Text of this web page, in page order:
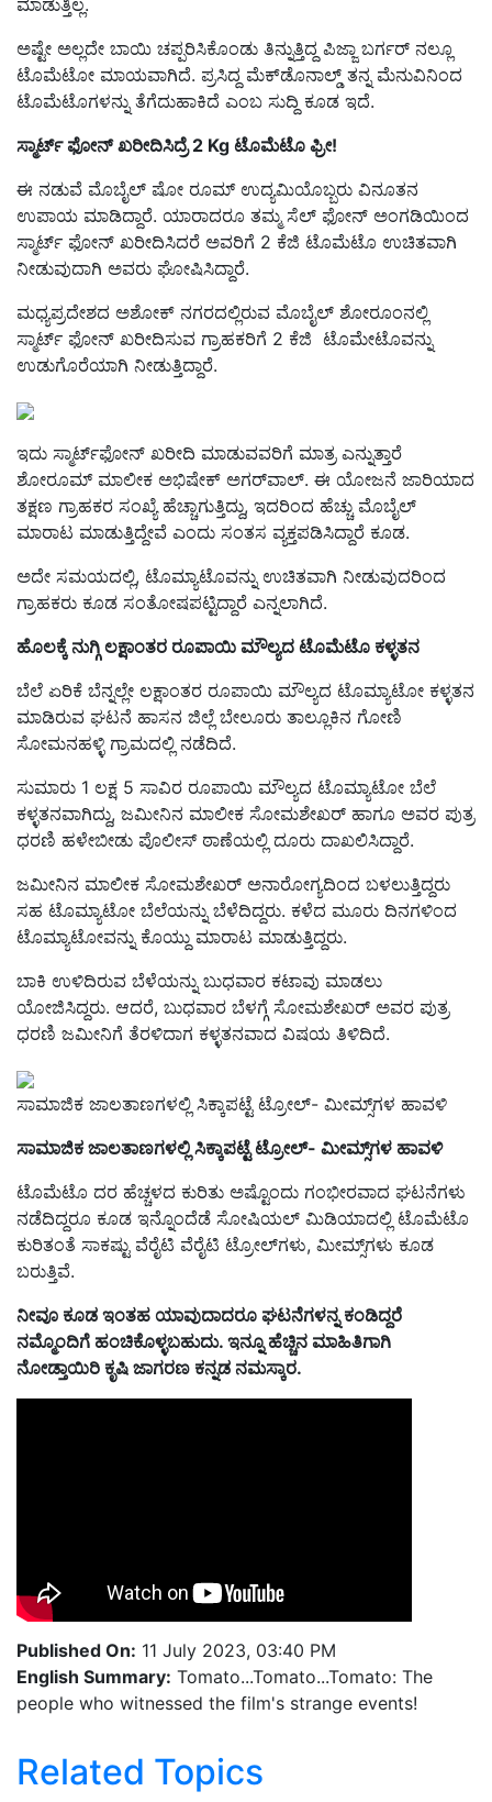
ಮಾಡುತ್ತಿಲ್ಲ.
ಅಷ್ಟೇ ಅಲ್ಲದೇ ಬಾಯಿ ಚಪ್ಪರಿಸಿಕೊಂಡು ತಿನ್ನುತ್ತಿದ್ದ ಪಿಜ್ಜಾ ಬರ್ಗರ್ ನಲ್ಲೂ
ಟೊಮೆಟೋ ಮಾಯವಾಗಿದೆ. ಪ್ರಸಿದ್ದ ಮೆಕ್‌ಡೊನಾಲ್ಡ್ ತನ್ನ ಮೆನುವಿನಿಂದ
ಟೊಮೆಟೊಗಳನ್ನು ತೆಗೆದುಹಾಕಿದೆ ಎಂಬ ಸುದ್ದಿ ಕೂಡ ಇದೆ.
ಸ್ಮಾರ್ಟ್‌ ಫೋನ್‌ ಖರೀದಿಸಿದ್ರೆ 2 Kg ಟೊಮೆಟೊ ಫ್ರೀ!
ಈ ನಡುವೆ ಮೊಬೈಲ್ ಷೋ ರೂಮ್‌ ಉದ್ಯಮಿಯೊಬ್ಬರು ವಿನೂತನ
ಉಪಾಯ ಮಾಡಿದ್ದಾರೆ. ಯಾರಾದರೂ ತಮ್ಮ ಸೆಲ್ ಫೋನ್ ಅಂಗಡಿಯಿಂದ
ಸ್ಮಾರ್ಟ್ ಫೋನ್ ಖರೀದಿಸಿದರೆ ಅವರಿಗೆ 2 ಕೆಜಿ ಟೊಮೆಟೊ ಉಚಿತವಾಗಿ
ನೀಡುವುದಾಗಿ ಅವರು ಘೋಷಿಸಿದ್ದಾರೆ.
ಮಧ್ಯಪ್ರದೇಶದ ಅಶೋಕ್ ನಗರದಲ್ಲಿರುವ ಮೊಬೈಲ್ ಶೋರೂಂನಲ್ಲಿ
ಸ್ಮಾರ್ಟ್ ಫೋನ್ ಖರೀದಿಸುವ ಗ್ರಾಹಕರಿಗೆ 2 ಕೆಜಿ ಟೊಮೇಟೊವನ್ನು
ಉಡುಗೊರೆಯಾಗಿ ನೀಡುತ್ತಿದ್ದಾರೆ.
ಇದು ಸ್ಮಾರ್ಟ್‌ಫೋನ್‌ ಖರೀದಿ ಮಾಡುವವರಿಗೆ ಮಾತ್ರ ಎನ್ನುತ್ತಾರೆ
ಶೋರೂಮ್‌ ಮಾಲೀಕ ಅಭಿಷೇಕ್ ಅಗರ್‌ವಾಲ್‌. ಈ ಯೋಜನೆ ಜಾರಿಯಾದ
ತಕ್ಷಣ ಗ್ರಾಹಕರ ಸಂಖ್ಯೆ ಹೆಚ್ಚಾಗುತ್ತಿದ್ದು, ಇದರಿಂದ ಹೆಚ್ಚು ಮೊಬೈಲ್
ಮಾರಾಟ ಮಾಡುತ್ತಿದ್ದೇವೆ ಎಂದು ಸಂತಸ ವ್ಯಕ್ತಪಡಿಸಿದ್ದಾರೆ ಕೂಡ.
ಅದೇ ಸಮಯದಲ್ಲಿ, ಟೊಮ್ಯಾಟೊವನ್ನು ಉಚಿತವಾಗಿ ನೀಡುವುದರಿಂದ
ಗ್ರಾಹಕರು ಕೂಡ ಸಂತೋಷಪಟ್ಟಿದ್ದಾರೆ ಎನ್ನಲಾಗಿದೆ.
ಹೊಲಕ್ಕೆ ನುಗ್ಗಿ ಲಕ್ಷಾಂತರ ರೂಪಾಯಿ ಮೌಲ್ಯದ ಟೊಮೆಟೊ ಕಳ್ಳತನ
ಬೆಲೆ ಏರಿಕೆ ಬೆನ್ನಲ್ಲೇ ಲಕ್ಷಾಂತರ ರೂಪಾಯಿ ಮೌಲ್ಯದ ಟೊಮ್ಯಾಟೋ ಕಳ್ಳತನ
ಮಾಡಿರುವ ಘಟನೆ ಹಾಸನ ಜಿಲ್ಲೆ ಬೇಲೂರು ತಾಲ್ಲೂಕಿನ ಗೋಣಿ
ಸೋಮನಹಳ್ಳಿ ಗ್ರಾಮದಲ್ಲಿ ನಡೆದಿದೆ.
ಸುಮಾರು 1 ಲಕ್ಷ 5 ಸಾವಿರ ರೂಪಾಯಿ ಮೌಲ್ಯದ ಟೊಮ್ಯಾಟೋ ಬೆಲೆ
ಕಳ್ಳತನವಾಗಿದ್ದು, ಜಮೀನಿನ ಮಾಲೀಕ ಸೋಮಶೇಖರ್ ಹಾಗೂ ಅವರ ಪುತ್ರ
ಧರಣಿ ಹಳೇಬೀಡು ಪೊಲೀಸ್​ ಠಾಣೆಯಲ್ಲಿ ದೂರು ದಾಖಲಿಸಿದ್ದಾರೆ.
ಜಮೀನಿನ ಮಾಲೀಕ ಸೋಮಶೇಖರ್ ಅನಾರೋಗ್ಯದಿಂದ ಬಳಲುತ್ತಿದ್ದರು
ಸಹ ಟೊಮ್ಯಾಟೋ ಬೆಲೆಯನ್ನು ಬೆಳೆದಿದ್ದರು. ಕಳೆದ ಮೂರು ದಿನಗಳಿಂದ
ಟೊಮ್ಯಾಟೋವನ್ನು ಕೊಯ್ದು ಮಾರಾಟ ಮಾಡುತ್ತಿದ್ದರು.
ಬಾಕಿ ಉಳಿದಿರುವ ಬೆಳೆಯನ್ನು ಬುಧವಾರ ಕಟಾವು ಮಾಡಲು
ಯೋಜಿಸಿದ್ದರು. ಆದರೆ, ಬುಧವಾರ ಬೆಳಗ್ಗೆ ಸೋಮಶೇಖರ್​ ಅವರ ಪುತ್ರ
ಧರಣಿ ಜಮೀನಿಗೆ ತೆರಳಿದಾಗ ಕಳ್ಳತನವಾದ ವಿಷಯ ತಿಳಿದಿದೆ.
ಸಾಮಾಜಿಕ ಜಾಲತಾಣಗಳಲ್ಲಿ ಸಿಕ್ಕಾಪಟ್ಟೆ ಟ್ರೋಲ್‌- ಮೀಮ್ಸ್‌ಗಳ ಹಾವಳಿ
ಸಾಮಾಜಿಕ ಜಾಲತಾಣಗಳಲ್ಲಿ ಸಿಕ್ಕಾಪಟ್ಟೆ ಟ್ರೋಲ್‌- ಮೀಮ್ಸ್‌ಗಳ ಹಾವಳಿ
ಟೊಮೆಟೊ ದರ ಹೆಚ್ಚಳದ ಕುರಿತು ಅಷ್ಟೊಂದು ಗಂಭೀರವಾದ ಘಟನೆಗಳು
ನಡೆದಿದ್ದರೂ ಕೂಡ ಇನ್ನೊಂದೆಡೆ ಸೋಷಿಯಲ್‌ ಮಿಡಿಯಾದಲ್ಲಿ ಟೊಮೆಟೊ
ಕುರಿತಂತೆ ಸಾಕಷ್ಟು ವೆರೈಟಿ ವೆರೈಟಿ ಟ್ರೋಲ್‌ಗಳು, ಮೀಮ್ಸ್‌ಗಳು ಕೂಡ
ಬರುತ್ತಿವೆ.
ನೀವೂ ಕೂಡ ಇಂತಹ ಯಾವುದಾದರೂ ಘಟನೆಗಳನ್ನ ಕಂಡಿದ್ದರೆ
ನಮ್ಮೊಂದಿಗೆ ಹಂಚಿಕೊಳ್ಳಬಹುದು. ಇನ್ನೂ ಹೆಚ್ಚಿನ ಮಾಹಿತಿಗಾಗಿ
ನೋಡ್ತಾಯಿರಿ ಕೃಷಿ ಜಾಗರಣ ಕನ್ನಡ ನಮಸ್ಕಾರ.
Published On: 11 July 2023, 03:40 PM
English Summary: Tomato...Tomato...Tomato: The
people who witnessed the film's strange events!
Related Topics